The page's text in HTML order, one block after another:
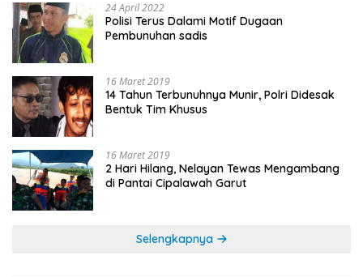
24 April 2022
Polisi Terus Dalami Motif Dugaan
Pembunuhan sadis
16 Maret 2019
14 Tahun Terbunuhnya Munir, Polri Didesak
Bentuk Tim Khusus
16 Maret 2019
2 Hari Hilang, Nelayan Tewas Mengambang
di Pantai Cipalawah Garut
Selengkapnya